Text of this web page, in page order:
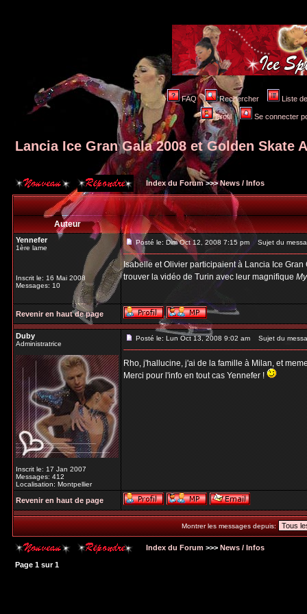
FAQ Rechercher Liste
Profil Se connecter
Lancia Ice Gran Gala 2008 et Golden Skate
Index du Forum>>>News / Infos
Auteur
Yennefer
1ère lame
Inscrit le: 16 Mai 2008
Messages: 10
Posté le: Dim Oct 12, 2008 7:15 pm Sujet du
Isabelle et Olivier participaient à Lancia Ice
trouver la vidéo de Turin avec leur magnifique
Revenir en haut de page
Duby
Administratrice
Inscrit le: 17 Jan 2007
Messages: 412
Localisation: Montpellier
Posté le: Lun Oct 13, 2008 9:02 am Sujet du
Rho, j'hallucine, j'ai de la famille à Milan, et
Merci pour l'info en tout cas Yennefer !
Revenir en haut de page
Montrer les messages depuis:
Index du Forum >>> News / Infos
Page 1 sur1